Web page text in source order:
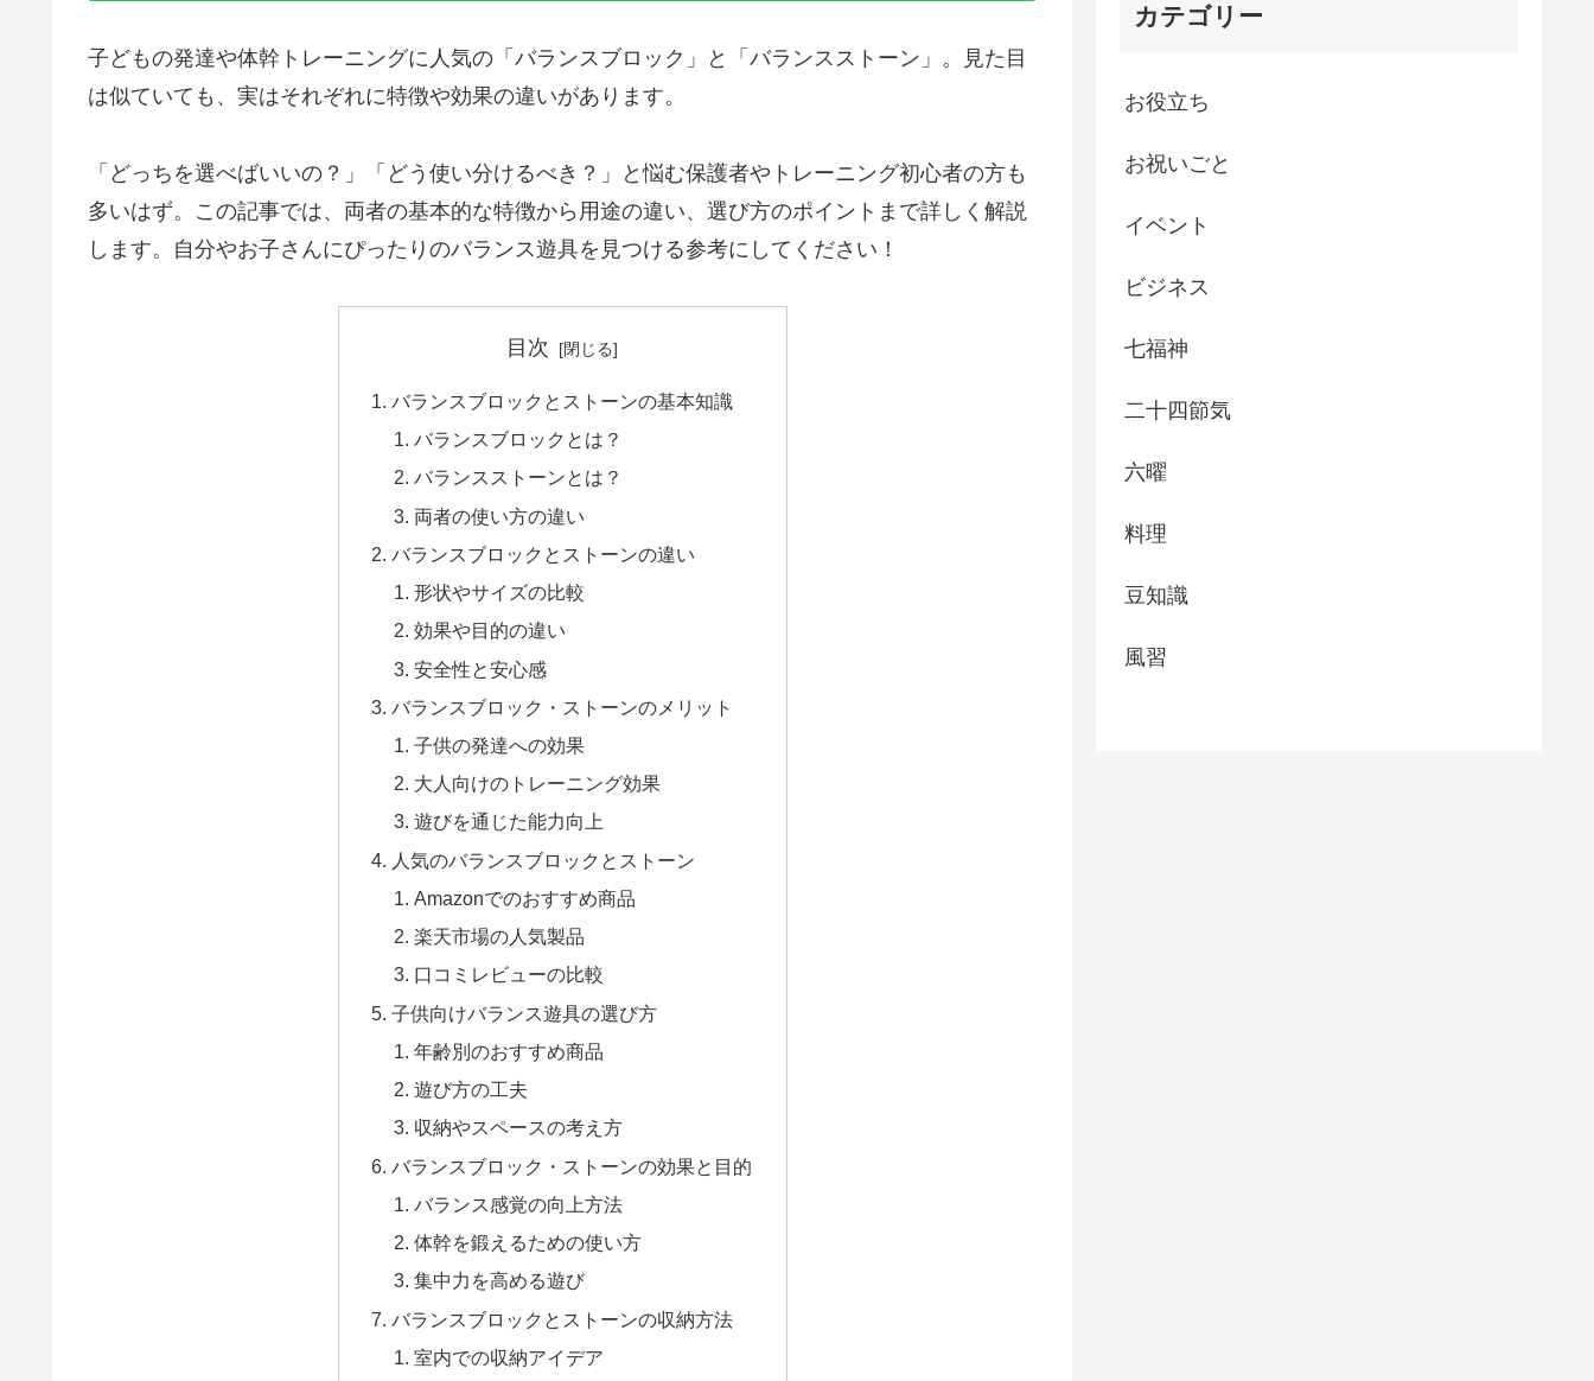
子どもの発達や体幹トレーニングに人気の「バランスブロック」と「バランスストーン」。見た目
は似ていても、実はそれぞれに特徴や効果の違いがあります。
「どっちを選べばいいの？」「どう使い分けるべき？」と悩む保護者やトレーニング初心者の方も
多いはず。この記事では、両者の基本的な特徴から用途の違い、選び方のポイントまで詳しく解説
します。自分やお子さんにぴったりのバランス遊具を見つける参考にしてください！
目次
バランスブロックとストーンの基本知識
バランスブロックとは？
バランスストーンとは？
両者の使い方の違い
バランスブロックとストーンの違い
形状やサイズの比較
効果や目的の違い
安全性と安心感
バランスブロック・ストーンのメリット
子供の発達への効果
大人向けのトレーニング効果
遊びを通じた能力向上
人気のバランスブロックとストーン
Amazonでのおすすめ商品
楽天市場の人気製品
口コミレビューの比較
子供向けバランス遊具の選び方
年齢別のおすすめ商品
遊び方の工夫
収納やスペースの考え方
バランスブロック・ストーンの効果と目的
バランス感覚の向上方法
体幹を鍛えるための使い方
集中力を高める遊び
バランスブロックとストーンの収納方法
室内での収納アイデア
カテゴリー
お役立ち
お祝いごと
イベント
ビジネス
七福神
二十四節気
六曜
料理
豆知識
風習